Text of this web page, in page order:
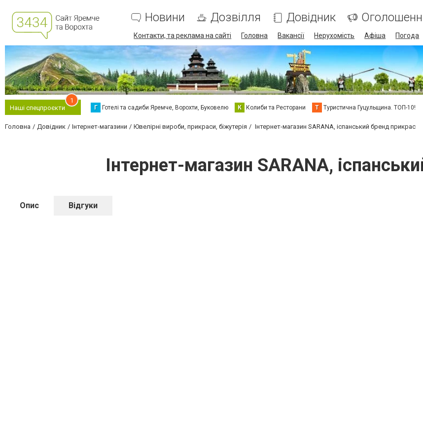
Новини Дозвілля Довідник
Контакти, та реклама на сайті Головна Вакансії Нерухомість Афіша Погода
Наші спецпроєкти
1
Г Готелі та садиби Яремче, Ворохти, Буковелю К Колиби та Ресторани Т Туристична Гуцульщина. ТОП-10!
Головна Довідник Інтернет-магазини Ювелірні вироби, прикраси, біжутерія Інтернет-магазин SARANA, іспанський бренд прикрас
Інтернет-магазин SARANA,
Опис Відгуки